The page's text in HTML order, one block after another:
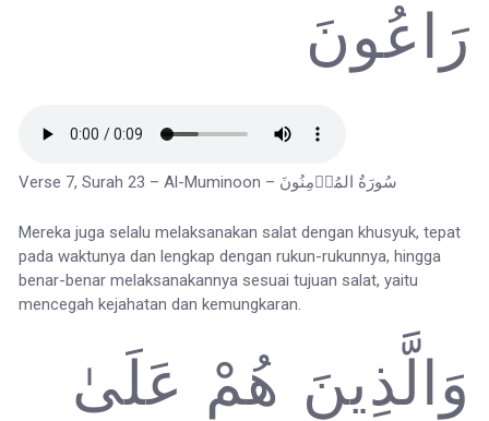
رَاعُونَ
Verse 7, Surah 23 – Al-Muminoon – سُورَةُ المُؤۡمِنُونَ
Mereka juga selalu melaksanakan salat dengan khusyuk, tepat
pada waktunya dan lengkap dengan rukun-rukunnya, hingga
benar-benar melaksanakannya sesuai tujuan salat, yaitu
mencegah kejahatan dan kemungkaran.
وَالَّذِينَ هُمْ عَلَىٰ